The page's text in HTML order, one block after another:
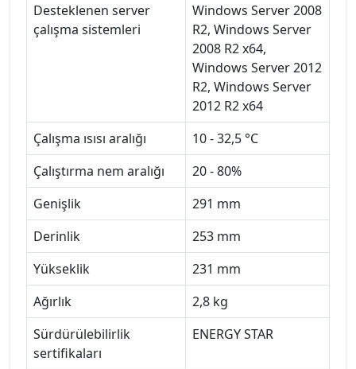
Desteklenen server
çalışma sistemleri
Windows Server 2008
R2, Windows Server
2008 R2 x64,
Windows Server 2012
R2, Windows Server
2012 R2 x64
Çalışma ısısı aralığı
10 - 32,5 °C
Çalıştırma nem aralığı
20 - 80%
Genişlik
291 mm
Derinlik
253 mm
Yükseklik
231 mm
Ağırlık
2,8 kg
Sürdürülebilirlik
sertifikaları
ENERGY STAR